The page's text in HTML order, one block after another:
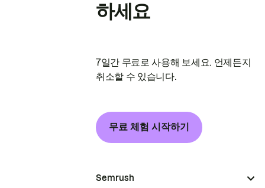
하세요
7일간 무료로 사용해 보세요. 언제든지
취소할 수 있습니다.
무료 체험 시작하기
Semrush